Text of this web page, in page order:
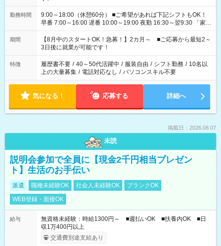
勤務時間
9:00～18:00（休憩60分） ■ご希望があれば下記シフトもOK！
早番 7:00～16:00 遅番 10:00～19:00 夜勤 16:30～翌9:30 「家族
と休みを合わせたい」 「余裕を持って夕飯の準備がしたい」
「できれば残業はしたくない」 など、ご希望を教えてください
ね。 ※Wワーク希望の方へ 今ご覧のお仕事で希望する勤務時間
と、もう1つのお仕事の勤務時間。 合計で週40時間を超える場
合は応募できません。
期間
【8月中のスタートOK！急募！】2カ月～ ■ご応募から最短2～
3日後に就業が可能です！
特徴 履歴書不要 / 40～50代活躍中 / 服装自由 / シフト勤務 / 10名以
上の大量募集 / 電話対応なし / パソコンスキル不要
気になる！ 応募する 詳細へ
掲載日：2026.08.07
未読
説明会参加で全員に【現金2千円相当プレゼン
ト】生活のお手伝い
派遣 職種未経験OK 社会人未経験OK
ブランクOK
WEB登録・面接OK
給与
無資格未経験：時給1300円～ ■週払いOK ■扶養内OK ■日
収1万400円以上
交通費別途支給あり